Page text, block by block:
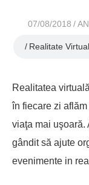
07/08/2018
Realitate
Realitatea
în fiecare zi
viaţa mai uşoară.
gândit să ajute
evenimente in